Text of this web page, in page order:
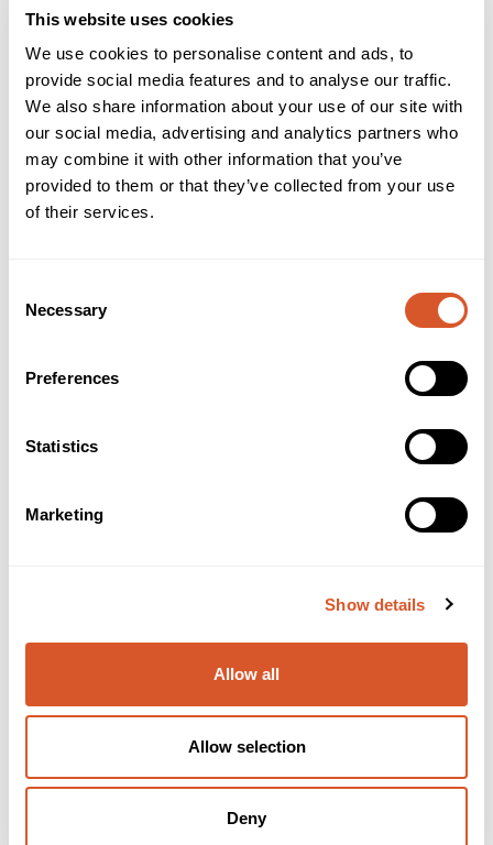
This website uses cookies
We use cookies to personalise content and ads, to
provide social media features and to analyse our traffic.
We also share information about your use of our site with
our social media, advertising and analytics partners who
may combine it with other information that you’ve
provided to them or that they’ve collected from your use
of their services.
Selection
Necessary
Preferences
Statistics
Marketing
Show details
Allow all
Allow selection
Deny
utformet med en tettere base som gradvis blir finere i
så raskt! Lag en egen look med superlette Trios som
kommer i ulike lengder. Påfør helt inntil vipperaden eller i
kombinasjon med de naturligevippene for å maksimere
Alternativer